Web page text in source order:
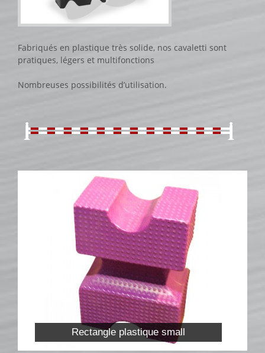
CATALOGUE PRODUITS
CHANDELIER
Gamme Classique
Gamme Prestige
Gamme Aluminium
Capuchons
ECHELLES ET PALANQUES
Echelles
Palanques
FICHES ET RAILS
Rails « Système international » Métal galvanisé
BARRIÈRES
Barrières de pied
Fabriqués en plastique très solide, nos cavaletti sont
pratiques, légers et multifonctions
Nombreuses possibilités d’utilisation.
Rectangle plastique small